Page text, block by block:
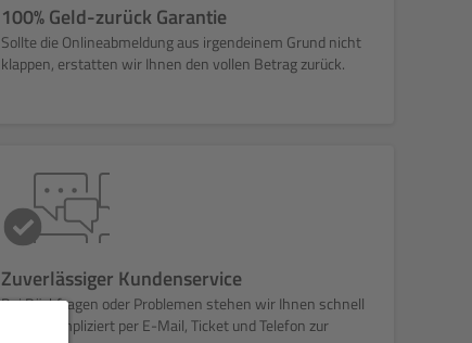
100% Geld-zurück Garantie
Sollte die Onlineabmeldung aus irgendeinem Grund nicht
klappen, erstatten wir Ihnen den vollen Betrag zurück.
Zuverlässiger Kundenservice
Bei Rückfragen oder Problemen stehen wir Ihnen schnell
und unkompliziert per E-Mail, Ticket und Telefon zur